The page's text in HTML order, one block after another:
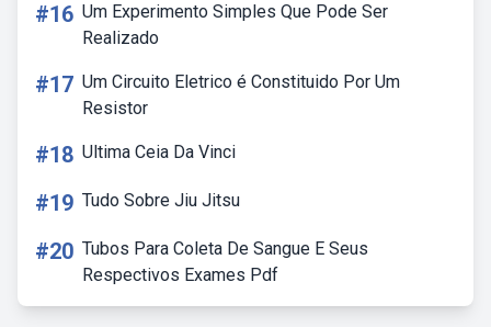
#16 Um Experimento Simples Que Pode Ser
Realizado
#17 Um Circuito Eletrico é Constituido Por Um
Resistor
#18 Ultima Ceia Da Vinci
#19 Tudo Sobre Jiu Jitsu
#20 Tubos Para Coleta De Sangue E Seus
Respectivos Exames Pdf